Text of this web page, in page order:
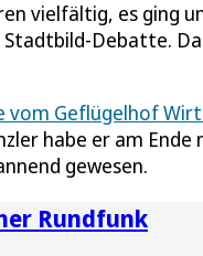
vielfältig, es ging
Debatte.
vom Geflügelhof
habe er am Ende
gewesen.
Rundfunk